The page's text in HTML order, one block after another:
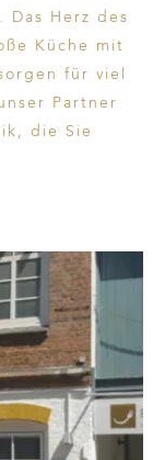
Das Herz des
Küche mit
für viel
Partner
die Sie